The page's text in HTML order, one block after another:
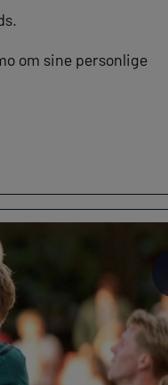
om sine personlige